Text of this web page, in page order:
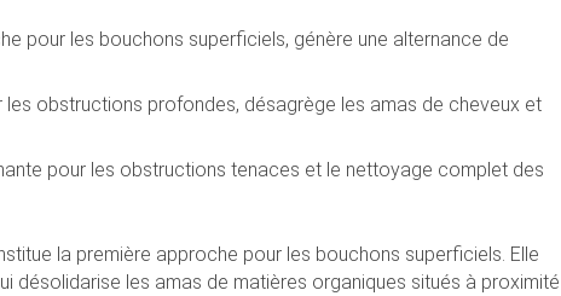
pour les bouchons superficiels, génère une alternance de
les obstructions profondes, désagrège les amas de cheveux et
pour les obstructions tenaces et le nettoyage complet des
la première approche pour les bouchons superficiels. Elle
désolidarise les amas de matières organiques situés à proximité